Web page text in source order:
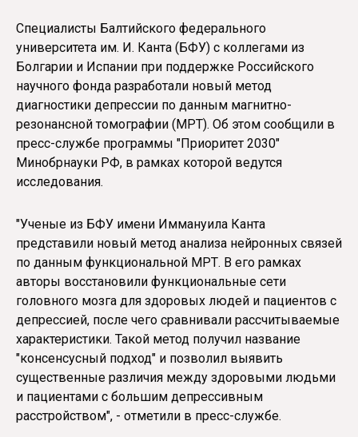
Специалисты Балтийского федерального
университета им. И. Канта (БФУ) c коллегами из
Болгарии и Испании при поддержке Российского
научного фонда разработали новый метод
диагностики депрессии по данным магнитно-
резонансной томографии (МРТ). Об этом сообщили в
пресс-службе программы "Приоритет 2030"
Минобрнауки РФ, в рамках которой ведутся
исследования.
"Ученые из БФУ имени Иммануила Канта
представили новый метод анализа нейронных связей
по данным функциональной МРТ. В его рамках
авторы восстановили функциональные сети
головного мозга для здоровых людей и пациентов с
депрессией, после чего сравнивали рассчитываемые
характеристики. Такой метод получил название
"консенсусный подход" и позволил выявить
существенные различия между здоровыми людьми
и пациентами с большим депрессивным
расстройством", - отметили в пресс-службе.